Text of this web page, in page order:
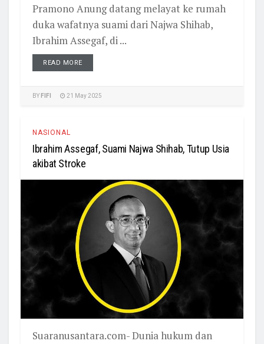
Pramono Anung datang melayat ke rumah
duka wafatnya suami dari Najwa Shihab,
Ibrahim Assegaf, di ...
READ MORE
BY FIFI 21 May 2025
NASIONAL
Ibrahim Assegaf, Suami Najwa Shihab, Tutup Usia
akibat Stroke
Suaranusantara.com- Dunia hukum dan